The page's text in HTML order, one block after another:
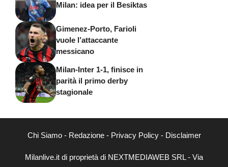
Milan: idea per il Besiktas
Gimenez-Porto, Farioli
vuole l’attaccante
messicano
Milan-Inter 1-1, finisce in
parità il primo derby
stagionale
Chi Siamo- Redazione- Privacy Policy- Disclaimer
Milanlive.it di proprietà di NEXTMEDIAWEB SRL - Via